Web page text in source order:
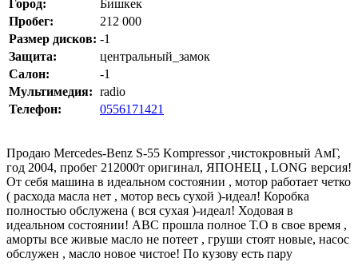
Город:
Бишкек
Пробег:
212 000
Размер дисков: -1
Защита:
центральный_замок
Салон:
-1
Мультимедия: radio
Телефон:
0556171421
Продаю Mercedes-Benz S-55 Kompressor ,чистокровный АмГ,
год 2004, пробег 212000т оригинал, ЯПОНЕЦ , LONG версия!
От себя машина в идеальном состоянии , мотор работает четко
( расхода масла нет , мотор весь сухой )-идеал! Коробка
полностью обслужена ( вся сухая )-идеал! Ходовая в
идеальном состоянии! ABC прошла полное Т.О в свое время ,
аморты все живые масло не потеет , груши стоят новые, насос
обслужен , масло новое чистое! По кузову есть пару